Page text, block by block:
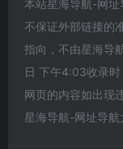
本站星海导航-网址
不保证外部链接的
指向，不由星海导
日 下午4:03收录
网页的内容如出现
星海导航-网址导航